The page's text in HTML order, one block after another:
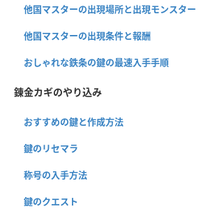
他国マスターの出現場所と出現モンスター
他国マスターの出現条件と報酬
おしゃれな鉄条の鍵の最速入手手順
錬金カギのやり込み
おすすめの鍵と作成方法
鍵のリセマラ
称号の入手方法
鍵のクエスト